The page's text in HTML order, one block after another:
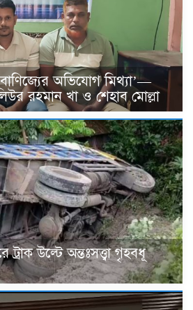
অভিযোগ মিথ্যা’—
রহমান খা ও শেহাব মোল্লা
উল্টে অন্তঃসত্ত্বা গৃহবধূ